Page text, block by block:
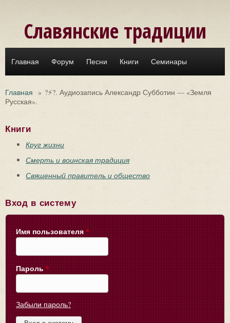
Славянские традиции
Главная Форум Песни Книги Семинары
Главная » ?⚡?. Аудиозапись Александр Субботин — «Земля
Русская».
Книги
Круг жизни
Смерть и воинская традиция
Священный правитель и общество
Вход в систему
Имя пользователя *
Пароль *
Забыли пароль?